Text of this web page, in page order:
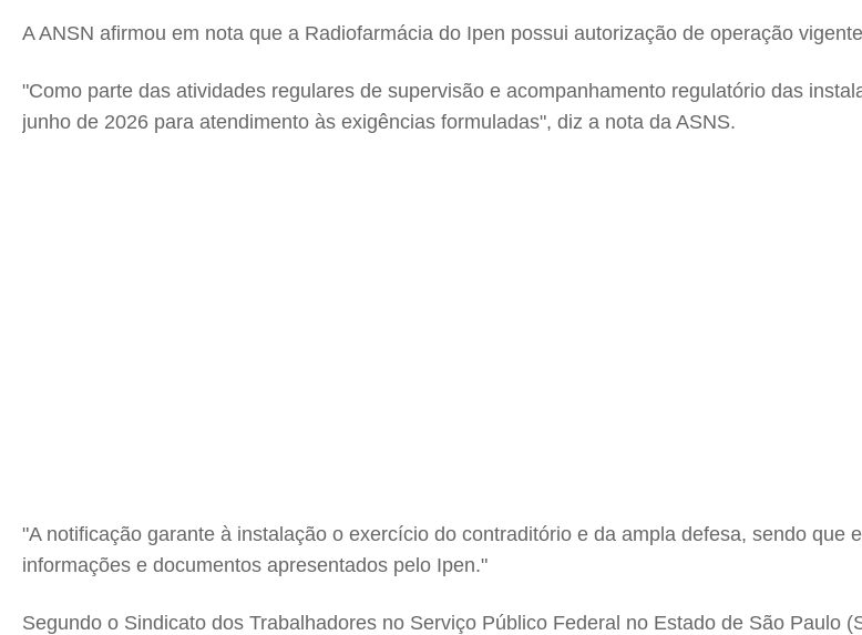
A ANSN afirmou em nota que a Radiofarmácia do Ipen possui autorização de operação
"Como parte das atividades regulares de supervisão e acompanhamento regulatório das
junho de 2026 para atendimento às exigências formuladas", diz a nota da ASNS.
"A notificação garante à instalação o exercício do contraditório e da ampla defesa, sendo
informações e documentos apresentados pelo Ipen."
Segundo o Sindicato dos Trabalhadores no Serviço Público Federal no Estado de São Paulo